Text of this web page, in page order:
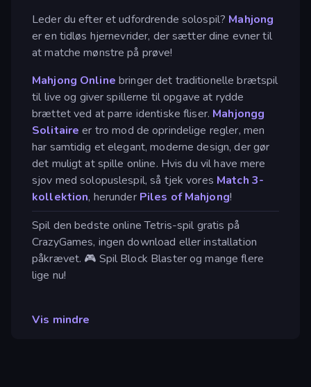
Leder du efter et udfordrende solospil? Mahjong
er en tidløs hjernevrider, der sætter dine evner til
at matche mønstre på prøve!
Mahjong Online bringer det traditionelle brætspil
til live og giver spillerne til opgave at rydde
brættet ved at parre identiske fliser. Mahjongg
Solitaire er tro mod de oprindelige regler, men
har samtidig et elegant, moderne design, der gør
det muligt at spille online. Hvis du vil have mere
sjov med solopuslespil, så tjek vores Match 3-
kollektion, herunder Piles of Mahjong!
Spil den bedste online Tetris-spil gratis på
CrazyGames, ingen download eller installation
påkrævet. 🎮 Spil Block Blaster og mange flere
lige nu!
Vis mindre